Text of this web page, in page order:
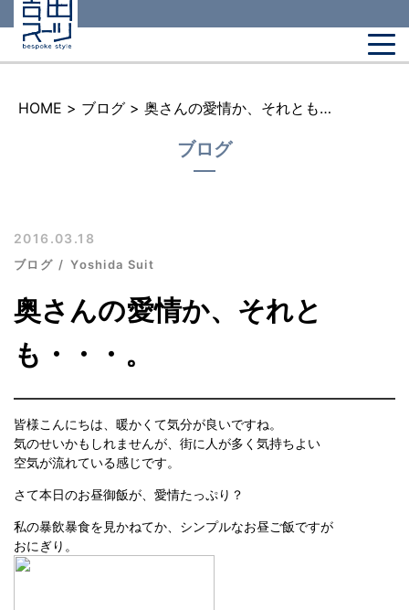
HOME > ブログ > 奥さんの愛情か、それとも・・・。
ブログ
2016.03.18
ブログ Yoshida Suit
奥さんの愛情か、それと
も・・・。
皆様こんにちは、暖かくて気分が良いですね。
気のせいかもしれませんが、街に人が多く気持ちよい
空気が流れている感じです。
さて本日のお昼御飯が、愛情たっぷり？
私の暴飲暴食を見かねてか、シンプルなお昼ご飯ですが
おにぎり。